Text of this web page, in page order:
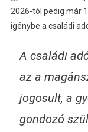
2026-tól pedig már
igénybe a családi
A családi
az a
jogosult, a
gondozó